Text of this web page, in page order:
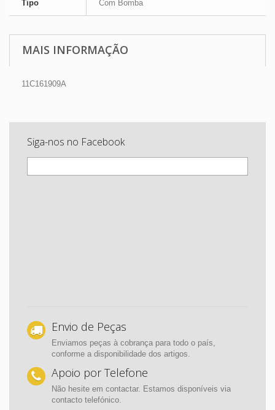
Tipo Com Bomba
MAIS INFORMAÇÃO
11C161909A
Siga-nos no Facebook
Envio de Peças
Enviamos peças à cobrança para todo o país,
conforme a disponibilidade dos artigos.
Apoio por Telefone
Não hesite em contactar. Estamos disponíveis via
contacto telefónico.